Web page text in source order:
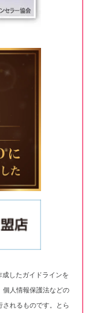
したガイドラインを
個人情報保護法などの
されるものです。とら